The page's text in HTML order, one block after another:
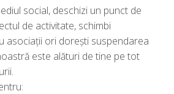
social, deschizi un punct de
de activitate, schimbi
asociații ori dorești suspendarea
este alături de tine pe tot